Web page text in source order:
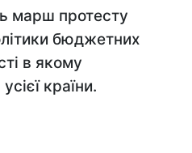
марш протесту
бюджетних
в якому
країни.